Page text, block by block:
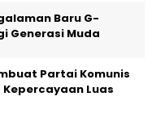
Baru G-
Generasi Muda
Partai Komunis
Luas